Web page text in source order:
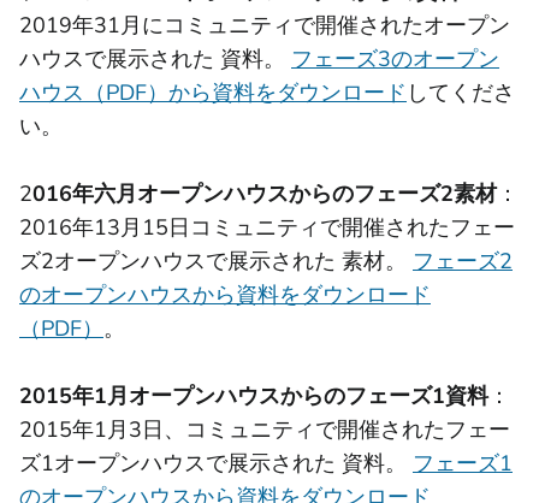
2019年31月にコミュニティで開催されたオープン
ハウスで展示された 資料。 フェーズ3のオープン
ハウス（PDF）から資料をダウンロード してくださ
い。
2016年六月オープンハウスからのフェーズ2素材：
2016年13月15日コミュニティで開催されたフェー
ズ2オープンハウスで展示された 素材。 フェーズ2
のオープンハウスから資料をダウンロード
（PDF） 。
2015年1月オープンハウスからのフェーズ1資料：
2015年1月3日、コミュニティで開催されたフェー
ズ1オープンハウスで展示された 資料。 フェーズ1
のオープンハウスから資料をダウンロード